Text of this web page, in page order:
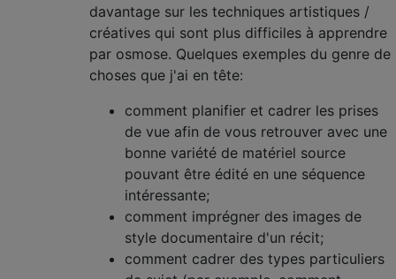
davantage sur les techniques artistiques /
créatives qui sont plus difficiles à apprendre
par osmose. Quelques exemples du genre de
choses que j'ai en tête:
comment planifier et cadrer les prises
de vue afin de vous retrouver avec une
bonne variété de matériel source
pouvant être édité en une séquence
intéressante;
comment imprégner des images de
style documentaire d'un récit;
comment cadrer des types particuliers